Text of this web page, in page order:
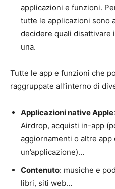
applicazioni e funzioni.
tutte le applicazioni sono
decidere quali disattivare
una.
Tutte le app e funzioni che
raggruppate all’interno di
Applicazioni native Apple
Airdrop, acquisti in-app
aggiornamenti o altre app
un’applicazione)…
Contenuto: musiche e
libri, siti web…